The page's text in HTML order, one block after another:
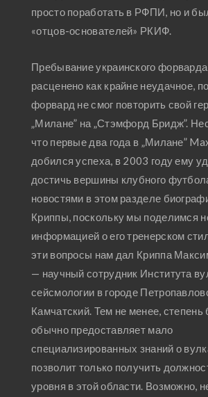
просто поработать в РФПИ, но и
«отцов-основателей» РКИФ.
Пребывание украинского
расценено как крайне неудачное,
форвард не смог повторить свой
„Милане” на „Стэмфорд Бридж”.
что первые два года в „Милане”
добился успеха, в 2003 году ему
достичь вершины клубного
новостями в этом разделе
Криппы, поскольку мы поделимся
информацией о его тренерском
эти вопросы нам дал Криппа
— научный сотрудник Института
сейсмологии в городе
Камчатский. Тем не менее, степень
обычно предоставляет мало
специализированных знаний о
позволит только получить
уровня в этой области. Возможно,